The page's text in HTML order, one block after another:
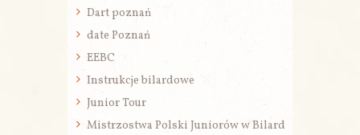
Dart poznań
date Poznań
EEBC
Instrukcje bilardowe
Junior Tour
Mistrzostwa Polski Juniorów w Bilard